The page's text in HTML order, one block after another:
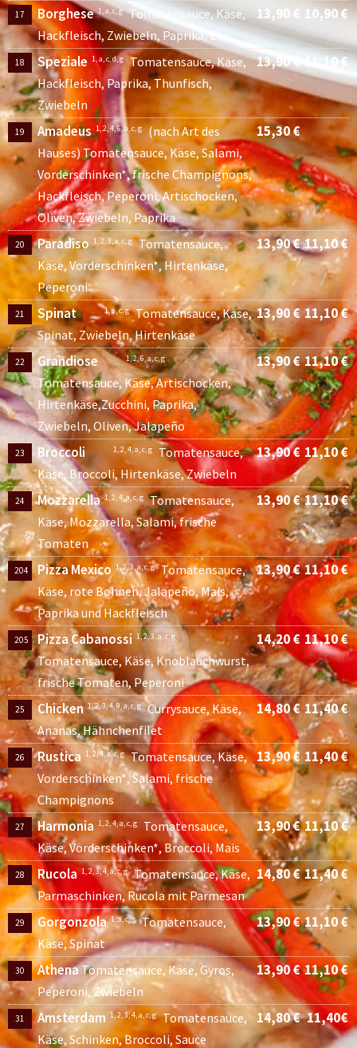
17 Borghese 1, a, c, g Tomatensauce, Käse,
Hackfleisch, Zwiebeln, Paprika, Ei
13,90 € 10,90 €
18 Speziale 1, a, c, d, g
Tomatensauce, Käse,
Hackfleisch, Paprika, Thunfisch,
Zwiebeln
13,90 € 11,10 €
19 Amadeus 1, 2, 4, 6, a, c, g (nach Art des
Hauses) Tomatensauce, Käse, Salami,
Vorderschinken*, frische Champignons,
Hackfleisch, Peperoni, Artischocken,
Oliven, Zwiebeln, Paprika
15,30 €
20 Paradiso 1, 2, 3, a, c, g Tomatensauce,
Käse, Vorderschinken*, Hirtenkäse,
Peperoni
13,90 € 11,10 €
21 Spinat 1, a, c, g Tomatensauce, Käse,
Spinat, Zwiebeln, Hirtenkäse
13,90 € 11,10 €
22 Grandiose 1, 2, 6, a, c, g
Tomatensauce, Käse, Artischocken,
Hirtenkäse,Zucchini, Paprika,
Zwiebeln, Oliven, Jalapeño
13,90 € 11,10 €
23 Broccoli 1, 2, 4, a, c, g
Tomatensauce,
Käse, Broccoli, Hirtenkäse, Zwiebeln
13,90 € 11,10 €
24 Mozzarella 1, 2, 4, a, c, g Tomatensauce,
Käse, Mozzarella, Salami, frische
Tomaten
13,90 € 11,10 €
204 Pizza Mexico 1, 2, 3, a, c, g Tomatensauce,
Käse, rote Bohnen, Jalapeño, Mais,
Paprika und Hackfleisch
13,90 € 11,10 €
205 Pizza Cabanossi 1, 2, 3, a, c, g
Tomatensauce, Käse, Knoblauchwurst,
frische Tomaten, Peperoni
14,20 € 11,10 €
25 Chicken 1, 2, 3, 4, 9, a, c, g Currysauce, Käse,
Ananas, Hähnchenfilet
14,80 € 11,40 €
26 Rustica 1, 2, 4, a, c, g Tomatensauce, Käse,
Vorderschinken*, Salami, frische
Champignons
13,90 € 11,40 €
27 Harmonia 1, 2, 4, a, c, g
Tomatensauce,
Käse, Vorderschinken*, Broccoli, Mais
13,90 € 11,10 €
28 Rucola 1, 2, 3, 4, a, c, g Tomatensauce, Käse,
Parmaschinken, Rucola mit Parmesan
14,80 € 11,40 €
29 Gorgonzola 1, a, c, g Tomatensauce,
Käse, Spinat
13,90 € 11,10 €
30 AthenaTomatensauce, Käse, Gyros,
Peperoni, Zwiebeln
13,90 € 11,10 €
31 Amsterdam 1, 2, 3, 4, a, c, g Tomatensauce,
Käse, Schinken, Broccoli, Sauce
14,80 € 11,40€